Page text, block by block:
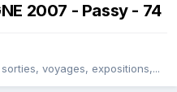
2007 - Passy - 74
voyages, expositions,...